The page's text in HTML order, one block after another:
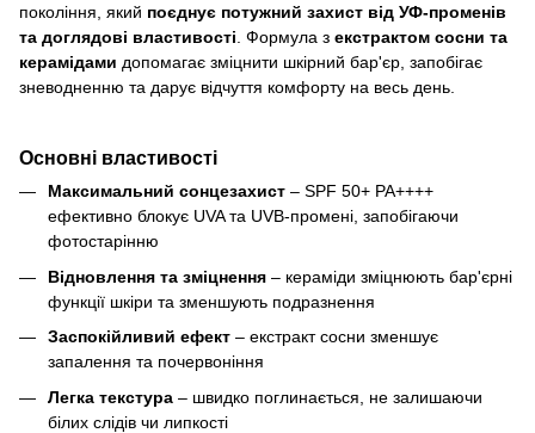
покоління, який поєднує потужний захист від УФ-променів
та доглядові властивості . Формула з екстрактом сосни та
керамідами допомагає зміцнити шкірний бар'єр, запобігає
зневодненню та дарує відчуття комфорту на весь день.
Основні властивості
Максимальний сонцезахист – SPF 50+ PA++++
ефективно блокує UVA та UVB-промені, запобігаючи
фотостарінню
Відновлення та зміцнення – кераміди зміцнюють бар'єрні
функції шкіри та зменшують подразнення
Заспокійливий ефект – екстракт сосни зменшує
запалення та почервоніння
Легка текстура – швидко поглинається, не залишаючи
білих слідів чи липкості